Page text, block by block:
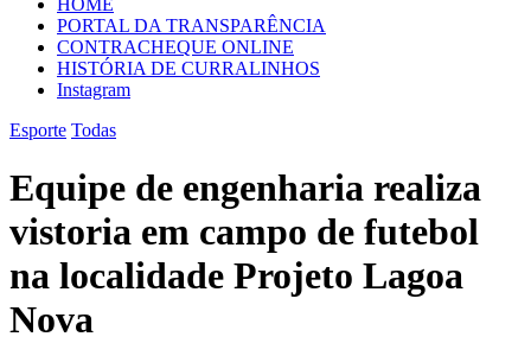
HOME
PORTAL DA TRANSPARÊNCIA
CONTRACHEQUE ONLINE
HISTÓRIA DE CURRALINHOS
Instagram
Esporte Todas
Equipe de engenharia realiza
vistoria em campo de futebol
na localidade Projeto Lagoa
Nova